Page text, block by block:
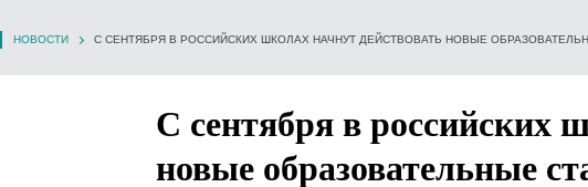
НОВОСТИ С СЕНТЯБРЯ В РОССИЙСКИХ ШКОЛАХ НАЧНУТ ДЕЙСТВОВАТЬ НОВЫЕ
С сентября в российских
новые образовательные